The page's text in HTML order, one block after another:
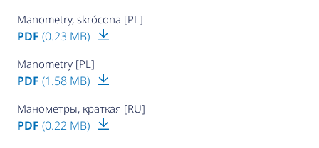
Manometry, skrócona [PL]
PDF (0.23 MB)
Manometry [PL]
PDF (1.58 MB)
Манометры, краткая [RU]
PDF (0.22 MB)